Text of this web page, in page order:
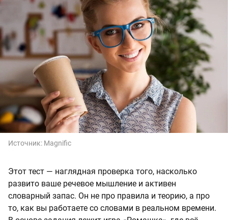
Источник: Magnific
Этот тест — наглядная проверка того, насколько
развито ваше речевое мышление и активен
словарный запас. Он не про правила и теорию, а про
то, как вы работаете со словами в реальном времени.